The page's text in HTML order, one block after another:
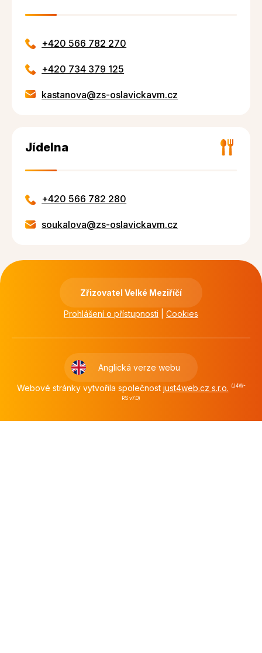
+420 566 782 270
+420 734 379 125
kastanova@zs-oslavickavm.cz
Jídelna
+420 566 782 280
soukalova@zs-oslavickavm.cz
Zřizovatel Velké Meziříčí
Prohlášení o přístupnosti Cookies
Anglická verze webu
Webové stránky vytvořila společnost just4web.cz s.r.o. (J4W-
RS v7.0)